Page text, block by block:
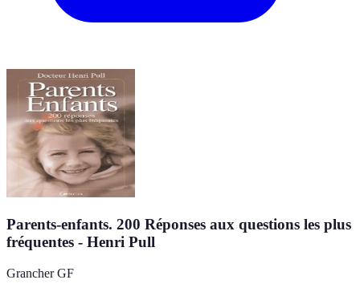
Parents-enfants. 200 Réponses aux questions les plus
fréquentes - Henri Pull
Grancher GF